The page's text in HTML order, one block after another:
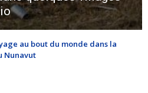
au bout du monde dans la
Nunavut